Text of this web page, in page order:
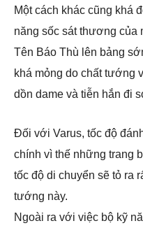
Một cách khác cũng khá
năng sốc sát thương của
Tên Báo Thù lên bảng
khá mỏng do chất tướng
dồn dame và tiễn hắn đi
Đối với Varus, tốc độ
chính vì thế những trang
tốc độ di chuyển sẽ tỏ ra
tướng này.
Ngoài ra với việc bộ kỹ